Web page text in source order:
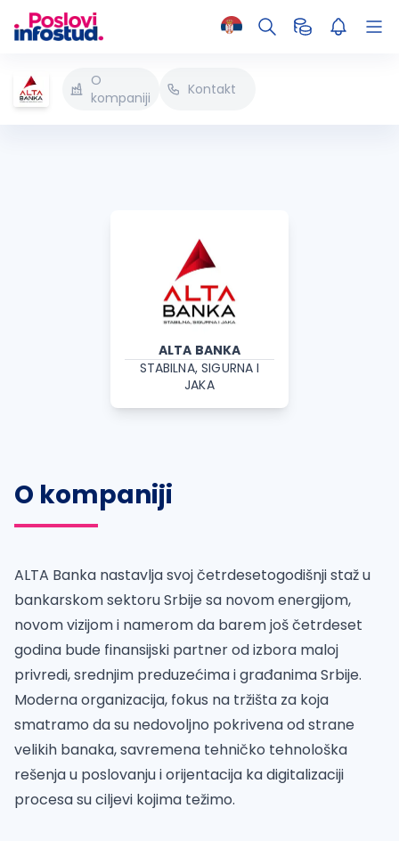
O
kompaniji
Kontakt
ALTA BANKA
STABILNA, SIGURNA I
JAKA
O kompaniji
ALTA Banka nastavlja svoj četrdesetogodišnji staž u
bankarskom sektoru Srbije sa novom energijom,
novom vizijom i namerom da barem još četrdeset
godina bude finansijski partner od izbora maloj
privredi, srednjim preduzećima i građanima Srbije.
Moderna organizacija, fokus na tržišta za koja
smatramo da su nedovoljno pokrivena od strane
velikih banaka, savremena tehničko tehnološka
rešenja u poslovanju i orijentacija ka digitalizaciji
procesa su ciljevi kojima težimo.